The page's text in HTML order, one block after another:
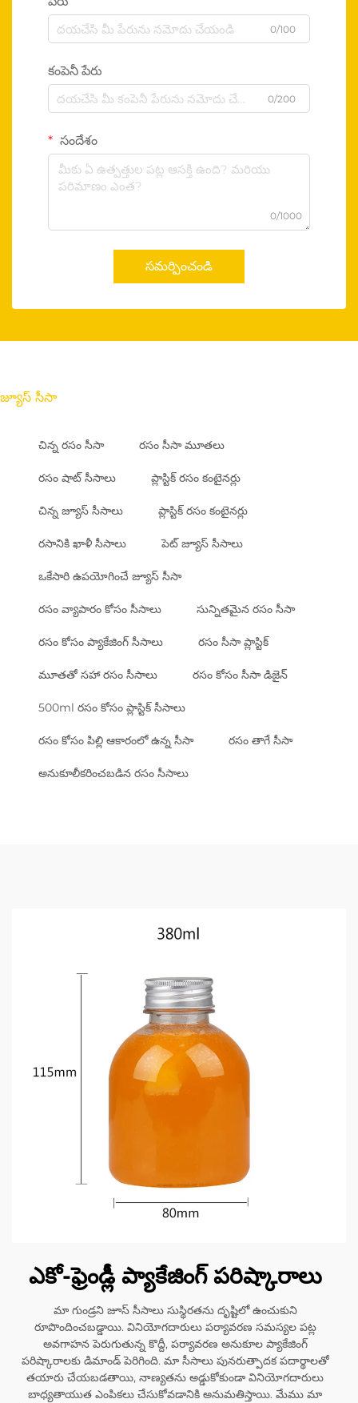
0/100
కంపెనీ పేరు
0/200
సందేశం
0/1000
సమర్పించండి
జ్యూస్ సీసా
చిన్న రసం సీసా రసం సీసా మూతలు
రసం షాట్ సీసాలు ప్లాస్టిక్ రసం కంటైనర్లు
చిన్న జ్యూస్ సీసాలు ప్లాస్టిక్ రసం కంటైనర్లు
రసానికి ఖాళీ సీసాలు పెట్ జ్యూస్ సీసాలు
ఒకేసారి ఉపయోగించే జ్యూస్ సీసా
రసం వ్యాపారం కోసం సీసాలు సున్నితమైన రసం సీసా
రసం కోసం ప్యాకేజింగ్ సీసాలు రసం సీసా ప్లాస్టిక్
మూతతో సహా రసం సీసాలు రసం కోసం సీసా డిజైన్
500ml రసం కోసం ప్లాస్టిక్ సీసాలు
రసం కోసం పిల్లి ఆకారంలో ఉన్న సీసా రసం తాగే సీసా
అనుకూలీకరించబడిన రసం సీసాలు
ఎకో-ఫ్రెండ్లీ ప్యాకేజింగ్ పరిష్కారాలు
మా గుండ్రని జూస్ సీసాలు సుస్థిరతను దృష్టిలో ఉంచుకుని
రూపొందించబడ్డాయి. వినియోగదారులు పర్యావరణ సమస్యల పట్ల
అవగాహన పెరుగుతున్న కొద్దీ, పర్యావరణ అనుకూల ప్యాకేజింగ్
పరిష్కారాలకు డిమాండ్ పెరిగింది. మా సీసాలు పునరుత్పాదక పదార్థాలతో
తయారు చేయబడతాయి, నాణ్యతను అడ్డుకోకుండా వినియోగదారులు
బాధ్యతాయుత ఎంపికలు చేసుకోవడానికి అనుమతిస్తాయి. మేము మా